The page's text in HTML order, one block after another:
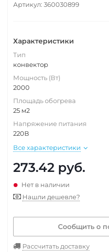
Артикул: 360030899
Характеристики
Тип
конвектор
Мощность (Вт)
2000
Площадь обогрева
25 м2
Напряжение питания
220В
Все характеристики
273.42 руб.
Нет в наличии
Нашли дешевле?
Сообщить о
Рассчитать доставку